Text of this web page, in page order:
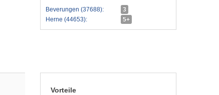
Beverungen (37688):
3
Herne (44653):
5+
Vorteile